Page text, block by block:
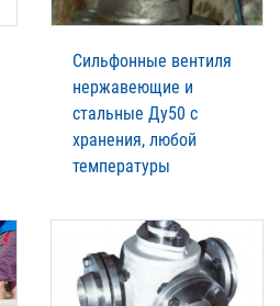
Сильфонные вентиля
нержавеющие и
стальные Ду50 с
хранения, любой
температуры